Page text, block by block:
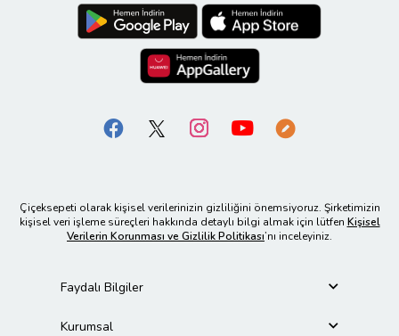
Çiçeksepeti olarak kişisel verilerinizin gizliliğini önemsiyoruz. Şirketimizin
kişisel veri işleme süreçleri hakkında detaylı bilgi almak için lütfen Kişisel
Verilerin Korunması ve Gizlilik Politikası’nı inceleyiniz.
Faydalı Bilgiler
Kurumsal